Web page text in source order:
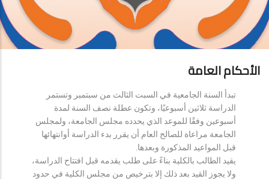
الأحكام العامة
تبدأ السنة الجامعية في السبت الثالث من سبتمبر وتستمر
الدراسة ثلاثين أسبوعيًا، وتكون عطلة نصف السنة لمدة
أسبوعين وفقًا للموعد الذي يحدده مجلس الجامعة، ولمجلس
الجامعة مراعاة للصالح العام أن يقرر بدء الدراسة أوانتهائها
قبل المواعيد المذكورة وبعدها.
يقيد الطالب بالكلية بناءً على طلب يقدمه قبل افتتاح الدراسة،
ولا يجوز القيد بعد ذلك إلا بترخيص من مجلس الكلية في حدود